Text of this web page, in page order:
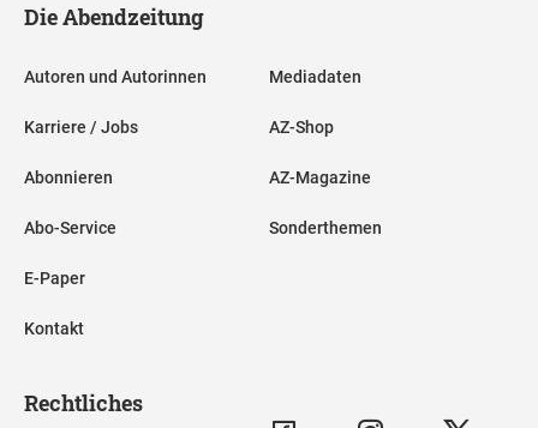
Die Abendzeitung
Autoren und Autorinnen
Karriere / Jobs
Abonnieren
Abo-Service
E-Paper
Kontakt
Mediadaten
AZ-Shop
AZ-Magazine
Sonderthemen
Rechtliches